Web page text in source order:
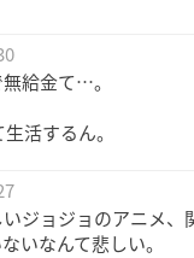
給金て…。
活するん。
ジョジョのアニメ、
いなんて悲しい。